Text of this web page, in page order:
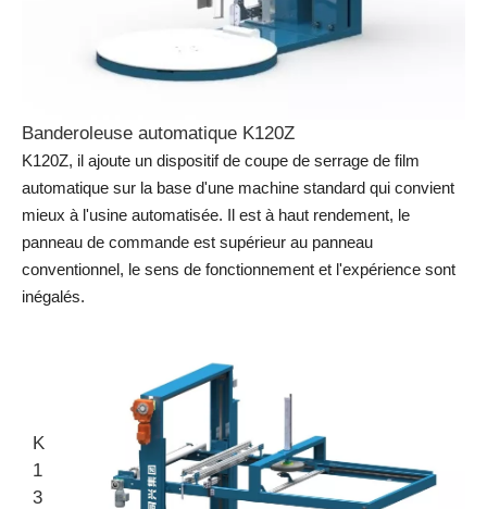
Banderoleuse automatique K120Z
K120Z, il ajoute un dispositif de coupe de serrage de film
automatique sur la base d'une machine standard qui convient
mieux à l'usine automatisée. Il est à haut rendement, le
panneau de commande est supérieur au panneau
conventionnel, le sens de fonctionnement et l'expérience sont
inégalés.
K
1
3